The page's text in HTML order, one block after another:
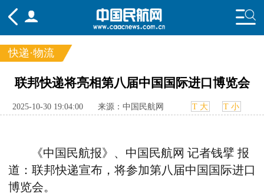
频道
国内 国际
行业
快递·物流
联邦快递将亮相第八届中国国际进口博览会
2025-10-30 19:04:00 来源：中国民航网 T 大 T 小
《中国民航报》、中国民航网 记者钱擘 报
道 ：联邦快递宣布，将参加第八届中国国际进口
博览会。